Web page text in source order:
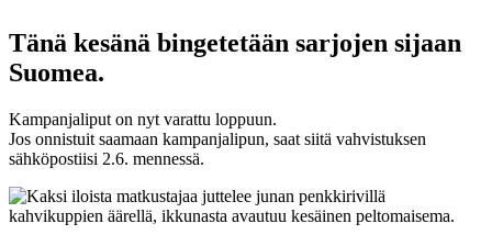
Tänä kesänä bingetetään sarjojen sijaan
Suomea.
Kampanjaliput on nyt varattu loppuun.
Jos onnistuit saamaan kampanjalipun, saat siitä vahvistuksen
sähköpostiisi 2.6. mennessä.